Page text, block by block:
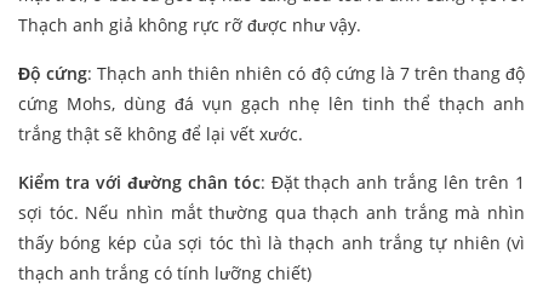
Thạch anh giả không rực rỡ được như vậy.
Độ cứng: Thạch anh thiên nhiên có độ cứng là 7 trên thang độ
cứng Mohs, dùng đá vụn gạch nhẹ lên tinh thể thạch anh
trắng thật sẽ không để lại vết xước.
Kiểm tra với đường chân tóc: Đặt thạch anh trắng lên trên 1
sợi tóc. Nếu nhìn mắt thường qua thạch anh trắng mà nhìn
thấy bóng kép của sợi tóc thì là thạch anh trắng tự nhiên (vì
thạch anh trắng có tính lưỡng chiết)